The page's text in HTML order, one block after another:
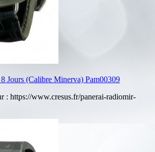
Jours (Calibre Minerva) Pam00309
: https://www.cresus.fr/panerai-radiomir-